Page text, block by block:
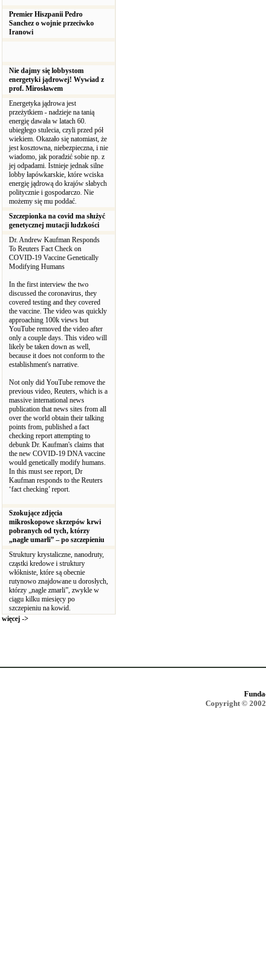
Premier Hiszpanii Pedro
Sanchez o wojnie przeciwko
Iranowi
Nie dajmy się lobbystom
energetyki jądrowej! Wywiad z
prof. Mirosławem
Energetyka jądrowa jest
przeżytkiem - nadzieje na tanią
energię dawała w latach 60.
ubiegłego stulecia, czyli przed pół
wiekiem. Okazało się natomiast, że
jest kosztowna, niebezpieczna, i nie
wiadomo, jak poradzić sobie np. z
jej odpadami. Istnieje jednak silne
lobby łapówkarskie, które wciska
energię jądrową do krajów słabych
politycznie i gospodarczo. Nie
możemy się mu poddać.
Szczepionka na covid ma służyć
genetycznej mutacji ludzkości
Dr. Andrew Kaufman Responds
To Reuters Fact Check on
COVID-19 Vaccine Genetically
Modifying Humans
In the first interview the two
discussed the coronavirus, they
covered testing and they covered
the vaccine. The video was quickly
approaching 100k views but
YouTube removed the video after
only a couple days. This video will
likely be taken down as well,
because it does not conform to the
establishment's narrative.
Not only did YouTube remove the
previous video, Reuters, which is a
massive international news
publication that news sites from all
over the world obtain their talking
points from, published a fact
checking report attempting to
debunk Dr. Kaufman's claims that
the new COVID-19 DNA vaccine
would genetically modify humans.
In this must see report, Dr
Kaufman responds to the Reuters
‘fact checking’ report.
Szokujące zdjęcia
mikroskopowe skrzepów krwi
pobranych od tych, którzy
„nagle umarli” – po szczepieniu
Struktury krystaliczne, nanodruty,
cząstki kredowe i struktury
włókniste, które są obecnie
rutynowo znajdowane u dorosłych,
którzy „nagle zmarli”, zwykle w
ciągu kilku miesięcy po
szczepieniu na kowid.
więcej ->
Copyright ©